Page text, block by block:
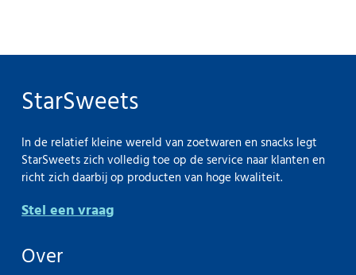
StarSweets
In de relatief kleine wereld van zoetwaren en snacks legt
StarSweets zich volledig toe op de service naar klanten en
richt zich daarbij op producten van hoge kwaliteit.
Stel een vraag
Over